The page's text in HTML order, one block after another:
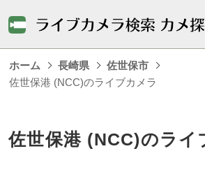
ホーム 長崎県
佐世保市
佐世保港 (NCC)のライブカメラ
佐世保港 (NCC)のライ